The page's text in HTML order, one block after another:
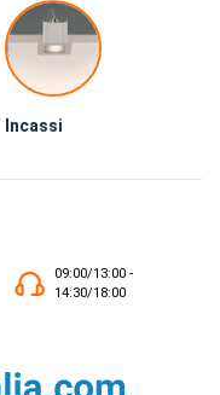
Incassi
09:00/13:00 -
14:30/18:00